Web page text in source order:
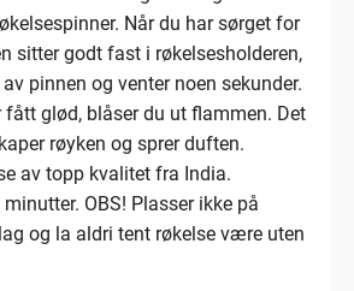
Når du har sørget for
sitter godt fast i røkelsesholderen,
pinnen og venter noen sekunder.
fått glød, blåser du ut flammen. Det
røyken og sprer duften.
av topp kvalitet fra India.
OBS! Plasser ikke på
og la aldri tent røkelse være uten